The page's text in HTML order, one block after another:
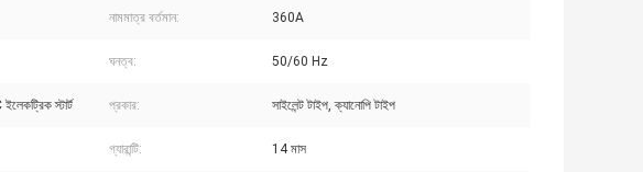
নামমাত্র বর্তমান: 360A
ঘনত্ব: 50/60 Hz
স্টার্ট প্রকার: সাইলেন্ট টাইপ, ক্যানোপি টাইপ
গ্যারান্টি: 14 মাস